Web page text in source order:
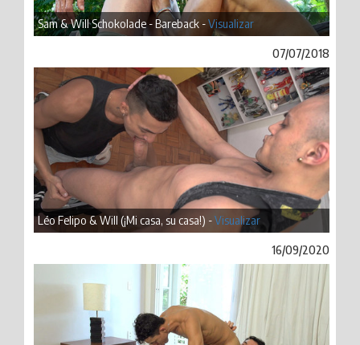
Sam & Will Schokolade - Bareback -Visualizar
07/07/2018
Léo Felipo & Will (¡Mi casa, su casa!) -Visualizar
16/09/2020